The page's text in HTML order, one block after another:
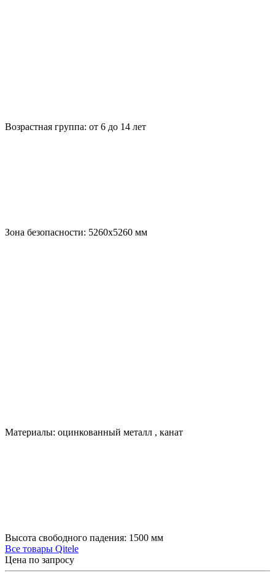
Возрастная группа: от 6 до 14 лет
Зона безопасности: 5260х5260 мм
Материалы: оцинкованный металл , канат
Высота свободного падения: 1500 мм
Все товары Qitele
Цена по запросу